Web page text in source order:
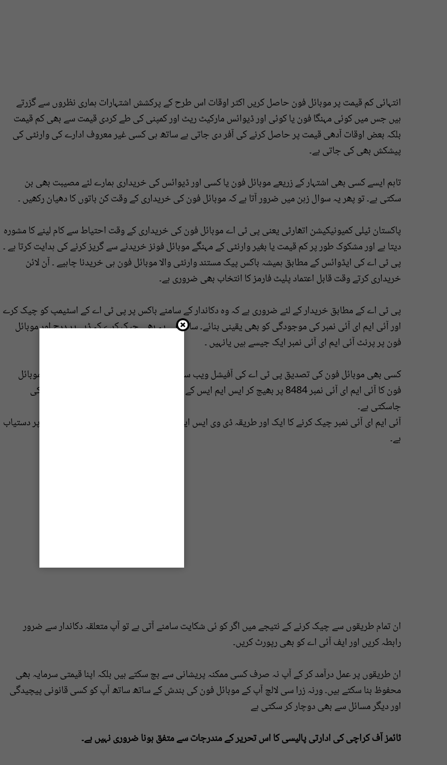
انتہائی کم قیمت پر موبائل فون حاصل کریں اکثر اوقات اس طرح کے پرکشش اشتہارات ہماری نظروں سے گزرتے
ہیں جس میں کوئی مہنگا فون یا کوئی اور ڈیوائس مارکیٹ ریٹ اور کمپنی کی طے کردی قیمت سے بھی کم قیمت
بلکہ بعض اوقات آدھی قیمت پر حاصل کرنے کی آفر دی جاتی ہے ساتھ ہی کسی غیر معروف ادارے کی وارنٹی کی
پیشکش بھی کی جاتی ہے۔
تاہم ایسے کسی بھی اشتہار کے زریعے موبائل فون یا کسی اور ڈیوائس کی خریداری ہمارے لئے مصیبت بھی بن
سکتی ہے۔ تو پھر یہ سوال زہن میں ضرور آتا ہے کہ موبائل فون کی خریداری کے وقت کن باتوں کا دھیان رکھیں ۔
پاکستان ٹیلی کمیونیکیشن اتھارٹی یعنی پی ٹی اے موبائل فون کی خریداری کے وقت احتیاط سے کام لینے کا مشورہ
دیتا ہے اور مشکوک طور پر کم قیمت یا بغیر وارنٹی کے مہنگے موبائل فونز خریدنے سے گریز کرنے کی ہدایت کرتا ہے ۔
پی ٹی اے کی ایڈوائس کے مطابق ہمیشہ باکس پیک مستند وارنٹی والا موبائل فون ہی خریدنا چاہیے ۔ آن لائن
خریداری کرتے وقت قابل اعتماد پلیٹ فارمز کا انتخاب بھی ضروری ہے۔
پی ٹی اے کے مطابق خریدار کے لئے ضروری ہے کہ وہ دکاندار کے سامنے باکس پر پی ٹی اے کے اسٹیمپ کو چیک کرے
اور آئی ایم ای آئی نمبر کی موجودگی کو بھی یقینی بنائے۔ ساتھ ہی یہ بھی چیک کرے کہ ڈبے پر درج اور موبائل
فون پر پرنٹ آئی ایم ای آئی نمبر ایک جیسے ہیں یانہیں ۔
کسی بھی موبائل فون کی تصدیق پی ٹی اے کی آفیشل ویب سائٹ پر بھی کی جاسکتی ہے ۔اسکے علاوہ موبائل
فون کا آئی ایم ای آئی نمبر 8484 پر بھیج کر ایس ایم ایس کے زریعے بھی اسکے درست ہونے کی تصدیق کی
جاسکتی ہے۔
آئی ایم ای آئی نمبر چیک کرنے کا ایک اور طریقہ ڈی وی ایس ایپ ہے جو پلے اسٹور اور ایپ اسٹور دونوں پر دستیاب
ہے۔
ان تمام طریقوں سے چیک کرنے کے نتیجے میں اگر کو ئی شکایت سامنے آتی ہے تو آپ متعلقہ دکاندار سے ضرور
رابطہ کریں اور ایف آئی اے کو بھی رپورٹ کریں۔
ان طریقوں پر عمل درآمد کر کے آپ نہ صرف کسی ممکنہ پریشانی سے بچ سکتے ہیں بلکہ اپنا قیمتی سرمایہ بھی
محفوظ بنا سکتے ہیں۔ ورنہ زرا سی لالچ آپ کے موبائل فون کی بندش کے ساتھ ساتھ آپ کو کسی قانونی پیچیدگی
اور دیگر مسائل سے بھی دوچار کر سکتی ہے
ٹائمز آف کراچی کی ادارتی پالیسی کا اس تحریر کے مندرجات سے متفق ہونا ضروری نہیں ہے۔